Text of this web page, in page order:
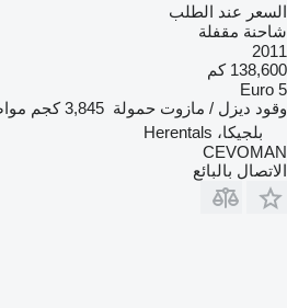
السعر عند الطلب
شاحنة مقفلة
2011
138,600 كم
Euro 5
وقود ديزل / مازوت حمولة 3,845 كجم
بلجيكا، Herentals
CEVOMAN
الاتصال بالبائع